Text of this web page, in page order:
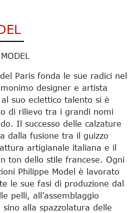
Paris fonda le sue radici nel
designer e artista
suo eclettico talento si è
di rilievo tra i grandi nomi
Il successo delle calzature
dalla fusione tra il guizzo
artigianale italiana e il
ton dello stile francese. Ogni
Philippe Model è lavorato
le sue fasi di produzione dal
pelli, all’assemblaggio
alla spazzolatura delle